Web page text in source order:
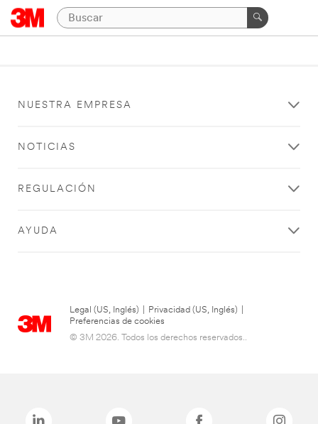
NUESTRA EMPRESA
NOTICIAS
REGULACIÓN
AYUDA
Legal (US, Inglés) Privacidad (US, Inglés)
Preferencias de cookies
© 3M 2026. Todos los derechos reservados..